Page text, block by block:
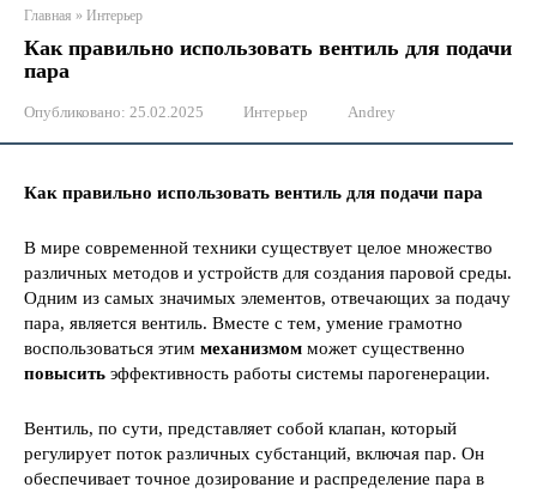
Главная » Интерьер
Как правильно использовать вентиль для подачи
пара
Опубликовано: 25.02.2025 Интерьер Andrey
Как правильно использовать вентиль для подачи пара
В мире современной техники существует целое множество
различных методов и устройств для создания паровой среды.
Одним из самых значимых элементов, отвечающих за подачу
пара, является вентиль. Вместе с тем, умение грамотно
воспользоваться этим механизмом может существенно
повысить эффективность работы системы парогенерации.
Вентиль, по сути, представляет собой клапан, который
регулирует поток различных субстанций, включая пар. Он
обеспечивает точное дозирование и распределение пара в